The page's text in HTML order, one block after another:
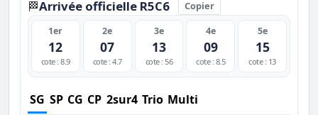
🏁Arrivée officielle R5C6 Copier
1er
12
cote : 8.9
2e
07
cote : 4.7
3e
13
cote : 56
4e
09
cote : 8.5
5e
15
cote : 13
SG SP CG CP 2sur4 Trio Multi